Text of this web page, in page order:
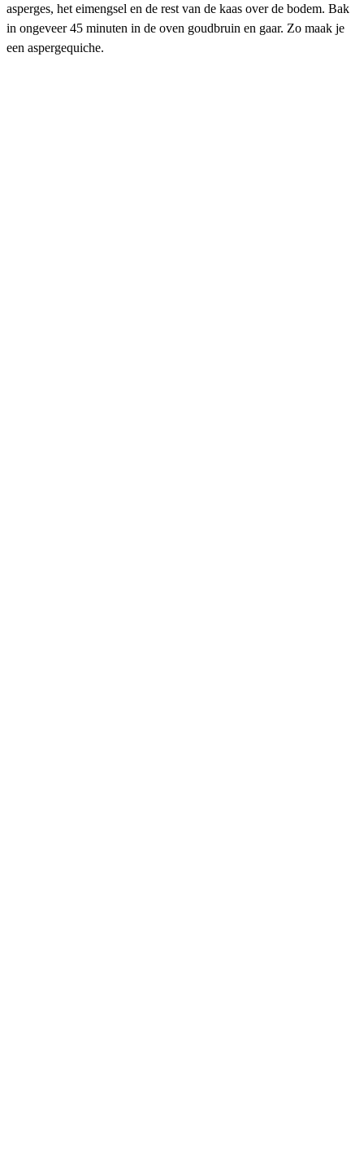
asperges, het eimengsel en de rest van de kaas over de bodem. Bak
in ongeveer 45 minuten in de oven goudbruin en gaar. Zo maak je
een aspergequiche.